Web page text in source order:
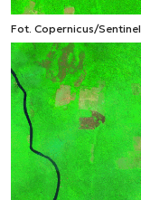
Fot. Copernicus/Sentinel